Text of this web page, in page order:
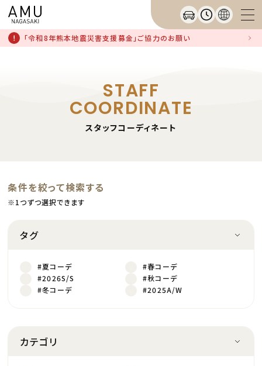
「令和8年熊本地震災害支援募金」ご協力のお願い
STAFF
COORDINATE
スタッフコーディネート
条件を絞って検索する
※1つずつ選択できます
タグ
#夏コーデ
#春コーデ
#2026S/S
#秋コーデ
#冬コーデ
#2025A/W
カテゴリ